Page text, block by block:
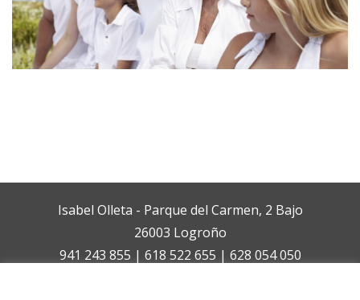
Isabel Olleta - Parque del Carmen, 2 Bajo
26003 Logroño
941 243 855 | 618 522 655 | 628 054 050